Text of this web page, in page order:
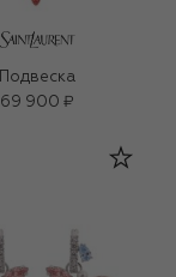
Подвеска
69 900 ₽